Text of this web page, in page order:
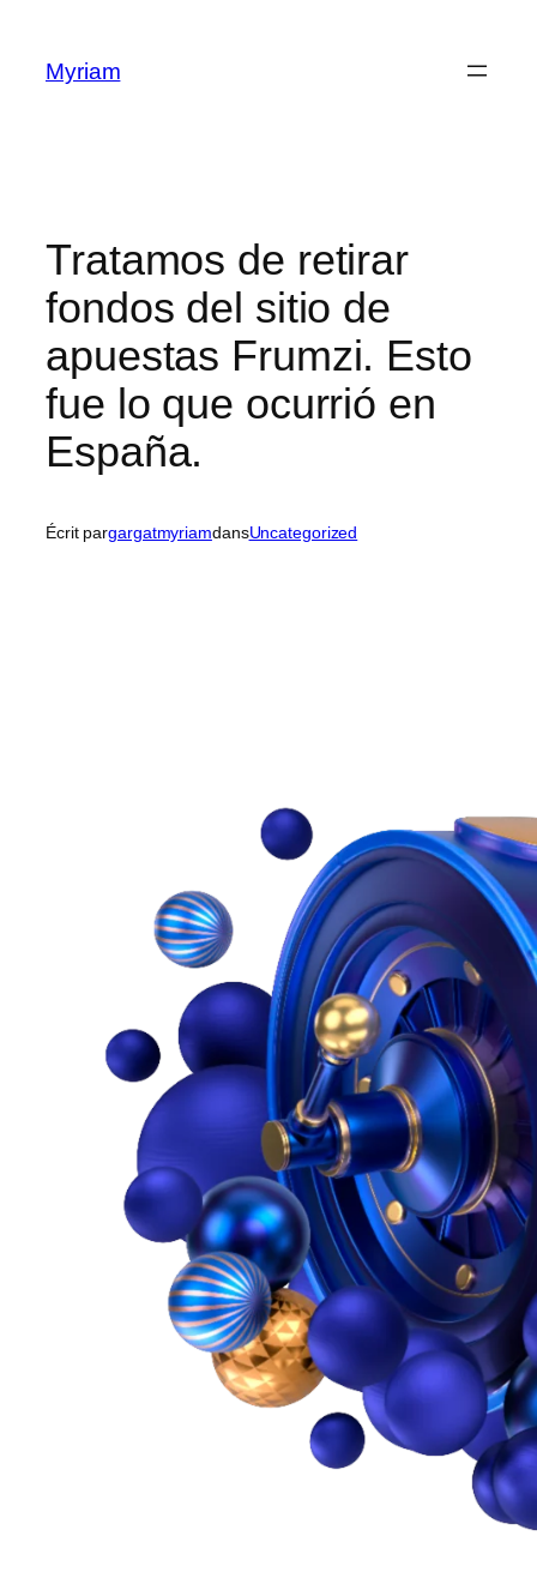
Myriam
Tratamos de retirar
fondos del sitio de
apuestas Frumzi. Esto
fue lo que ocurrió en
España.
Écrit pargargatmyriamdansUncategorized